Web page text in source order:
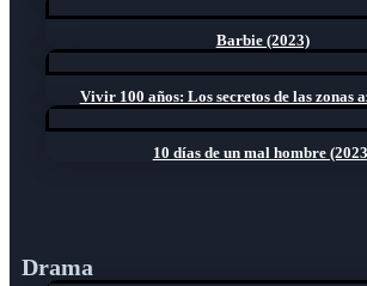
Barbie (2023)
Vivir 100 años: Los secretos de las zonas
10 días de un mal hombre
Drama